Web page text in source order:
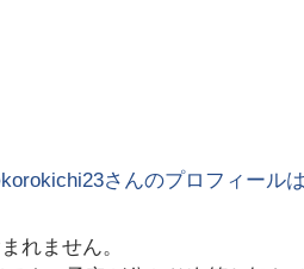
korokichi23さんのプロフィール
れません。